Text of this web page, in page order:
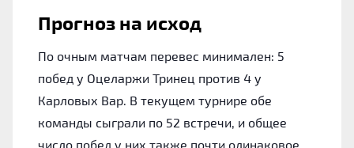
Прогноз на исход
По очным матчам перевес минимален: 5
побед у Оцеларжи Тринец против 4 у
Карловых Вар. В текущем турнире обе
команды сыграли по 52 встречи, и общее
число побед у них также почти одинаковое.